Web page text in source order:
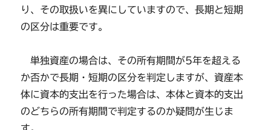
り、その取扱いを異にしていますので、長期と短期
の区分は重要です。
単独資産の場合は、その所有期間が5年を超える
か否かで長期・短期の区分を判定しますが、資産本
体に資本的支出を行った場合は、本体と資本的支出
のどちらの所有期間で判定するのか疑問が生じま